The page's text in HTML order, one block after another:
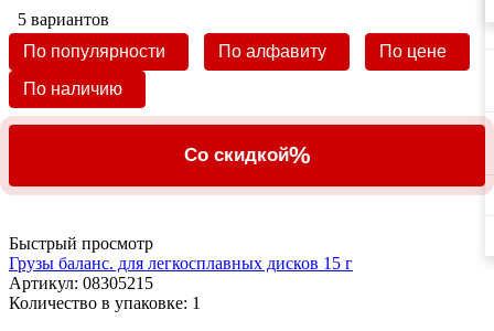
5 вариантов
По популярности
По алфавиту
По цене
По наличию
Со скидкой%
Быстрый просмотр
Грузы баланс. для легкосплавных дисков 15 г
Артикул: 08305215
Количество в упаковке: 1